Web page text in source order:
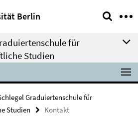
Berlin
für
Studien
Graduiertenschule für
Studien
Kontakt